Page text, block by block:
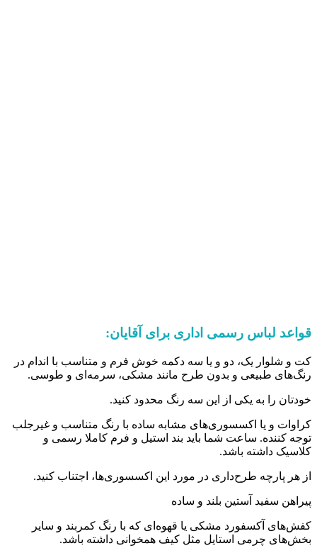
قواعد لباس رسمی اداری برای آقایان:
کت و شلوار یک، دو و یا سه دکمه خوش فرم و متناسب با اندام در
رنگ‌های طبیعی و بدون طرح مانند مشکی، سرمه‌ای و طوسی.
خودتان را به یکی از این سه رنگ محدود کنید.
کراوات و یا اکسسوری‌های مشابه ساده با رنگ متناسب و غیرجلب
توجه کننده. ساعت شما باید بند استیل و فرم کاملا رسمی و
کلاسیک داشته باشد.
از هر پارچه طرح‌داری در مورد این اکسسوری‌ها، اجتناب کنید.
پیراهن سفید آستین بلند و ساده
کفش‌های آکسفورد مشکی یا قهوه‌ای که با رنگ کمربند و سایر
بخش‌های چرمی استایل مثل کیف همخوانی داشته باشد.